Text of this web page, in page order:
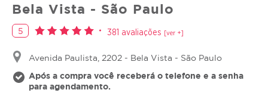
Bela Vista - São Paulo
5 381 avaliações [ver +]
Avenida Paulista, 2202 - Bela Vista - São Paulo
Após a compra você receberá o telefone e a senha
para agendamento.